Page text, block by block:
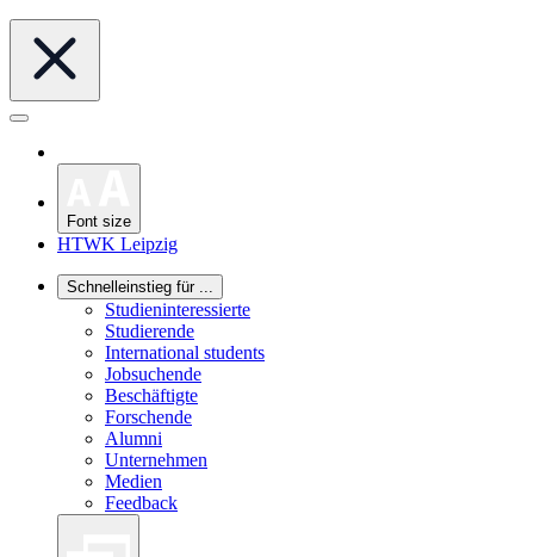
Font size
HTWK Leipzig
Schnelleinstieg für ...
Studieninteressierte
Studierende
International students
Jobsuchende
Beschäftigte
Forschende
Alumni
Unternehmen
Medien
Feedback